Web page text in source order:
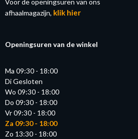
afhaalmagazijn, klik hier
Openingsuren van de winkel
Ma 09:30 - 18:00
Di Gesloten
Wo 09:30 - 18:00
Do 09:30 - 18:00
Vr 09:30 - 18:00
Za 09:30 - 18:00
Zo 13:30 - 18:00